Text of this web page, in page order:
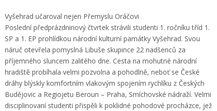
Vyšehrad učaroval nejen Přemyslu Oráčovi
Poslední předprázdninový čtvrtek strávili studenti 1. ročníku tříd 1.
SP a 1. EP prohlídkou národní kulturní památky Vyšehrad. Svou
náruč otevřela pomyslná Libuše skupince 22 nadšenců za
příjemného sluncem zalitého dne. Cesta na mohutné národní
hradiště probíhala velmi pozvolna a pohodlně, neboť se České
dráhy blýskly komfortním vlakovým spojením rychlíku z Českých
Budějovic a Regiojetu Beroun – Praha, Smíchovské nádraží. Velmi
disciplinovaní studenti přispěli k poklidné pohodové procházce, jež